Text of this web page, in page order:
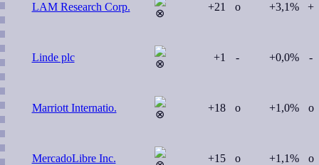
LAM Research Corp. +21 o +3,1% +
Linde plc +1 - +0,0% -
Marriott Internatio. +18 o +1,0% o
MercadoLibre Inc. +15 o +1,1% o